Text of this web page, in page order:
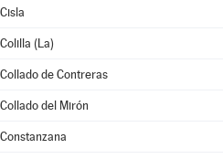
Cisla
Colilla (La)
Collado de Contreras
Collado del Mirón
Constanzana